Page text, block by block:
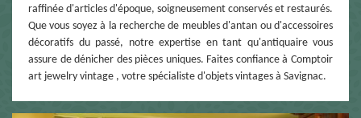
raffinée d'articles d'époque, soigneusement conservés et restaurés.
Que vous soyez à la recherche de meubles d'antan ou d'accessoires
décoratifs du passé, notre expertise en tant qu'antiquaire vous
assure de dénicher des pièces uniques. Faites confiance à Comptoir
art jewelry vintage , votre spécialiste d'objets vintages à Savignac.